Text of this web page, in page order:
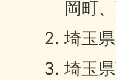
岡町
埼玉
埼玉